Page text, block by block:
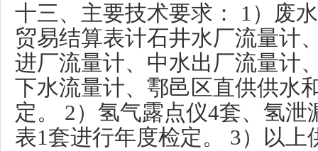
十三、主要技术要求：
1 ）废
贸易结算表计石井水厂流量计
进厂流量计、中水出厂流量计
下水流量计、鄠邑区直供供水
定。
2 ）氢气露点仪4套、氢泄
表1套进行年度检定。 3）以上